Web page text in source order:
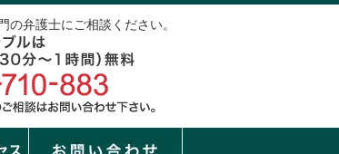
弁護士にご相談ください。